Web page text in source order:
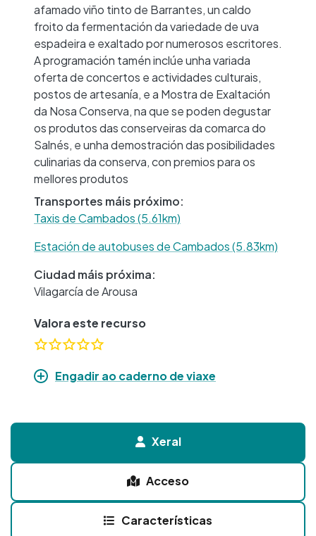
afamado viño tinto de Barrantes, un caldo
froito da fermentación da variedade de uva
espadeira e exaltado por numerosos escritores.
A programación tamén inclúe unha variada
oferta de concertos e actividades culturais,
postos de artesanía, e a Mostra de Exaltación
da Nosa Conserva, na que se poden degustar
os produtos das conserveiras da comarca do
Salnés, e unha demostración das posibilidades
culinarias da conserva, con premios para os
mellores produtos
Transportes máis próximo:
Taxis de Cambados (5.61km)
Estación de autobuses de Cambados (5.83km)
Ciudad máis próxima:
Vilagarcía de Arousa
Valora este recurso
Engadir ao caderno de viaxe
Xeral
Acceso
Características